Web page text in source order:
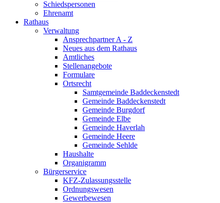
Schiedspersonen
Ehrenamt
Rathaus
Verwaltung
Ansprechpartner A - Z
Neues aus dem Rathaus
Amtliches
Stellenangebote
Formulare
Ortsrecht
Samtgemeinde Baddeckenstedt
Gemeinde Baddeckenstedt
Gemeinde Burgdorf
Gemeinde Elbe
Gemeinde Haverlah
Gemeinde Heere
Gemeinde Sehlde
Haushalte
Organigramm
Bürgerservice
KFZ-Zulassungsstelle
Ordnungswesen
Gewerbewesen